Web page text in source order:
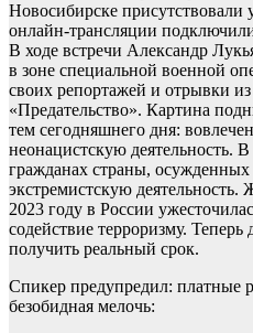
Новосибирске
онлайн-трансляции
В ходе встречи Александр
в зоне специальной военной
своих репортажей и отрывки
«Предательство». Картина
тем сегодняшнего дня:
неонацистскую деятельность.
гражданах страны, осужденных
экстремистскую деятельность.
2023 году в России
содействие терроризму.
получить реальный срок.
Спикер предупредил: платные
безобидная мелочь: